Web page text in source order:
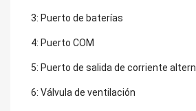
3: Puerto de baterías
4: Puerto COM
5: Puerto de salida de corriente
6: Válvula de ventilación